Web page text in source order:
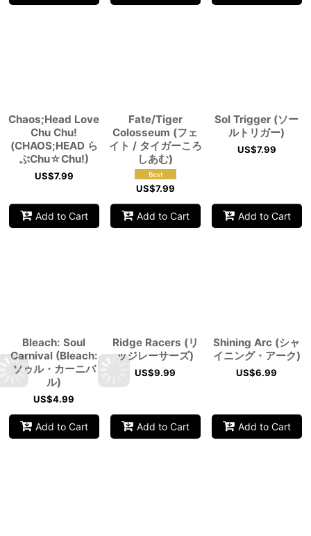
Chaos;Head Love
Chu Chu!
(CHAOS;HEAD ら
ぶChu☆Chu!)
US$7.99
Add to Cart
Fate/Tiger
Colosseum (フェ
イト / タイガーころ
しあむ)
US$7.99
Add to Cart
Sol Trigger (ソー
ルトリガー)
US$7.99
Add to Cart
Bleach: Soul
Carnival (Bleach:
ソゥル・カーニバ
ル)
US$4.99
Add to Cart
Ridge Racers (リ
ッジレーサーズ)
US$9.99
Add to Cart
Shining Arc (シャ
イニング・アーク)
US$6.99
Add to Cart